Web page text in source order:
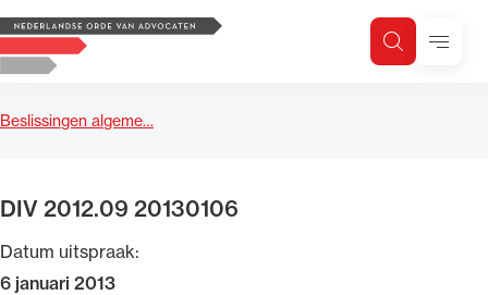
Logo, to the homepage
ZoekenMenu
Beslissingen algeme…
DIV 2012.09 20130106
Datum uitspraak:
6 januari 2013
Zoeken
Zoek op trefwoord